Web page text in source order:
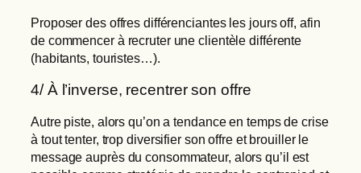
Proposer des offres différenciantes les jours off, afin
de commencer à recruter une clientèle différente
(habitants, touristes…).
4/ À l’inverse, recentrer son offre
Autre piste, alors qu’on a tendance en temps de crise
à tout tenter, trop diversifier son offre et brouiller le
message auprès du consommateur, alors qu’il est